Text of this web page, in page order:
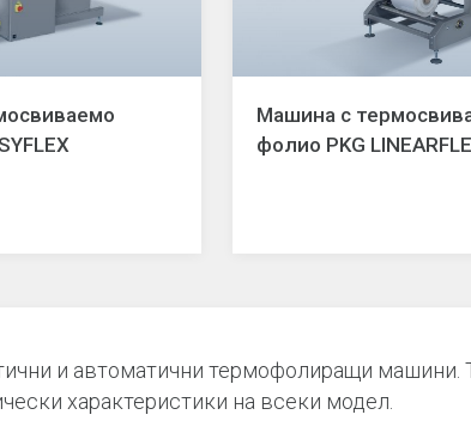
Машина с
фолио PKG
и автоматични термофолиращи машини.
характеристики на всеки модел.